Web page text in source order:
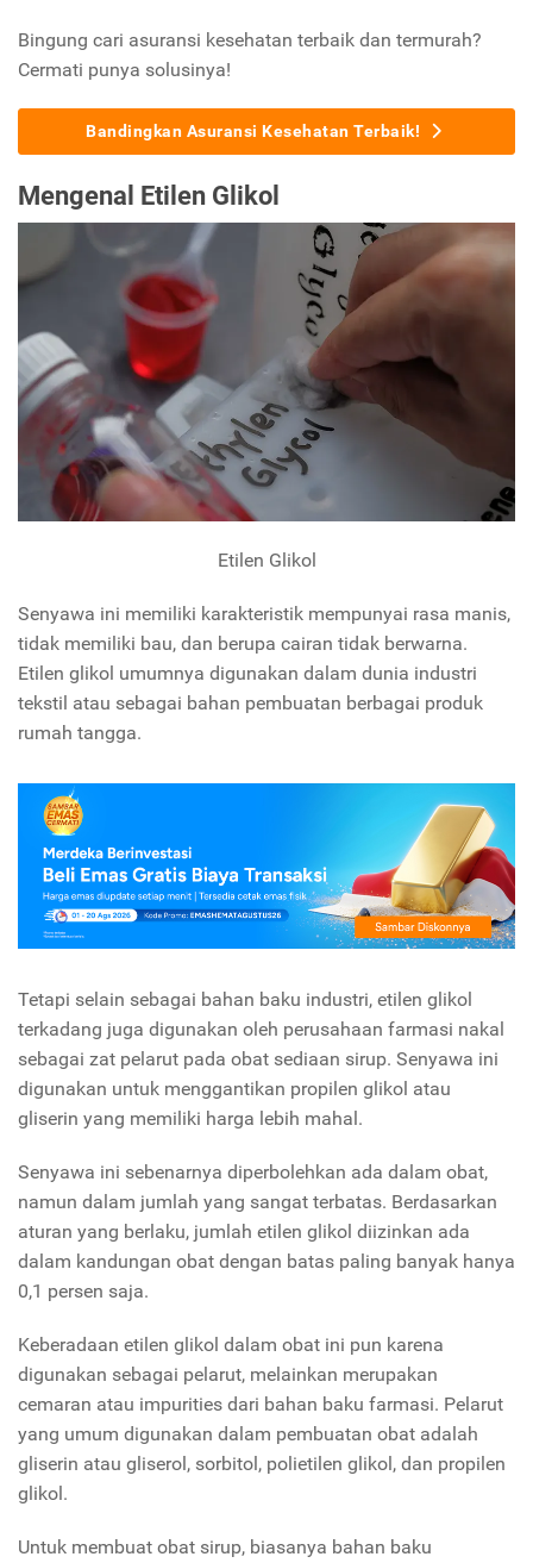
Bingung cari asuransi kesehatan terbaik dan termurah?
Cermati punya solusinya!
Bandingkan Asuransi Kesehatan Terbaik!
Mengenal Etilen Glikol
Etilen Glikol
Senyawa ini memiliki karakteristik mempunyai rasa manis,
tidak memiliki bau, dan berupa cairan tidak berwarna.
Etilen glikol umumnya digunakan dalam dunia industri
tekstil atau sebagai bahan pembuatan berbagai produk
rumah tangga.
Tetapi selain sebagai bahan baku industri, etilen glikol
terkadang juga digunakan oleh perusahaan farmasi nakal
sebagai zat pelarut pada obat sediaan sirup. Senyawa ini
digunakan untuk menggantikan propilen glikol atau
gliserin yang memiliki harga lebih mahal.
Senyawa ini sebenarnya diperbolehkan ada dalam obat,
namun dalam jumlah yang sangat terbatas. Berdasarkan
aturan yang berlaku, jumlah etilen glikol diizinkan ada
dalam kandungan obat dengan batas paling banyak hanya
0,1 persen saja.
Keberadaan etilen glikol dalam obat ini pun karena
digunakan sebagai pelarut, melainkan merupakan
cemaran atau impurities dari bahan baku farmasi. Pelarut
yang umum digunakan dalam pembuatan obat adalah
gliserin atau gliserol, sorbitol, polietilen glikol, dan propilen
glikol.
Untuk membuat obat sirup, biasanya bahan baku